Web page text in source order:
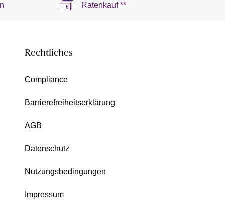
Ratenkauf **
Rechtliches
Compliance
Barrierefreiheitserklärung
AGB
Datenschutz
Nutzungsbedingungen
Impressum